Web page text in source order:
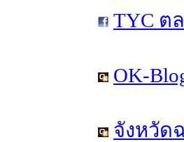
TYC ต
OK-
จังหวัด